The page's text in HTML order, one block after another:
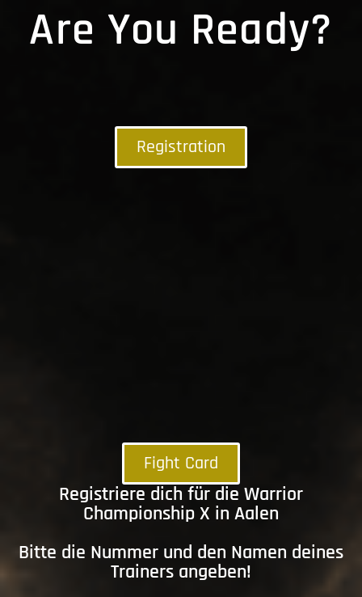
Are You Ready?
Registration
Fight Card
Registriere dich für die Warrior
Championship X in Aalen
Bitte die Nummer und den Namen deines
Trainers angeben!